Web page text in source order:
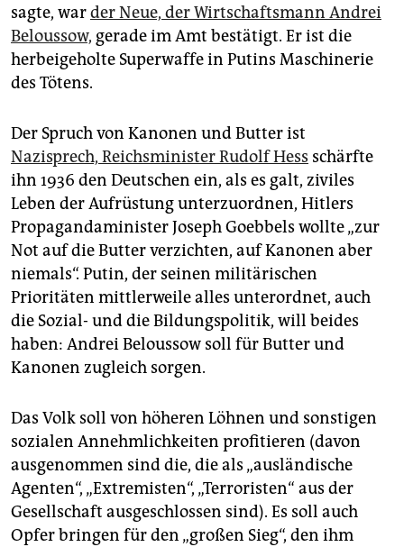
sagte, warder Neue, der Wirtschaftsmann ­Andrei
Beloussow, gerade im Amt bestätigt. Er ist die
herbeigeholte Superwaffe in Putins Maschinerie
des Tötens.
Der Spruch von Kanonen und Butter ist
Nazisprech, Reichsminister Rudolf Hess schärfte
ihn 1936 den Deutschen ein, als es galt, ziviles
Leben der Aufrüstung unterzuordnen, Hitlers
Propagandaminister Joseph Goebbels wollte „zur
Not auf die Butter verzichten, auf Kanonen aber
niemals“. Putin, der seinen militärischen
Prioritäten mittlerweile alles unterordnet, auch
die Sozial- und die Bildungs­politik, will beides
haben: Andrei Beloussow soll für Butter und
Kanonen zugleich sorgen.
Das Volk soll von höheren Löhnen und sonstigen
sozialen Annehmlichkeiten profitieren (davon
ausgenommen sind die, die als „ausländische
Agenten“, „Extremisten“, „Terroristen“ aus der
Gesellschaft ausgeschlossen sind). Es soll auch
Opfer bringen für den „großen Sieg“, den ihm